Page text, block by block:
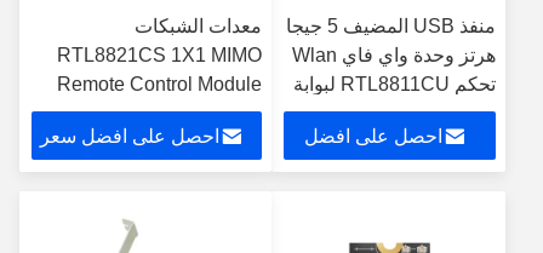
منفذ USB المضيف 5 جيجا
هرتز وحدة واي فاي Wlan
تحكم RTL8811CU لبوابة
المنزل الذكي
احصل على افضل
معدات الشبكات
RTL8821CS 1X1 MIMO
Remote Control Module
احصل على افضل سعر